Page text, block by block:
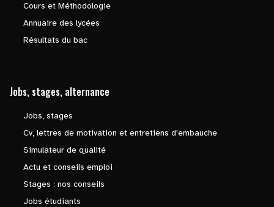
Cours et Méthodologie
Annuaire des lycées
Résultats du bac
Jobs, stages, alternance
Jobs, stages
Cv, lettres de motivation et entretiens d'embauche
Simulateur de qualité
Actu et conseils emploi
Stages : nos conseils
Jobs étudiants